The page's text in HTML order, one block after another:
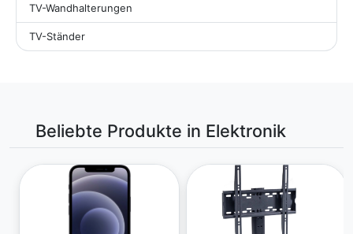
TV-Wandhalterungen
TV-Ständer
Beliebte Produkte in Elektronik